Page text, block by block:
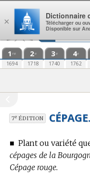
Aller au contenu
1 re
1694
2e
1718
3e
1740
4e
1762
7eÉDITION CÉPAGE.
■ Plant ou variété
cépages de la
Cépage rouge.
×
Dictionnaire
Télécharger ou
Disponible sur